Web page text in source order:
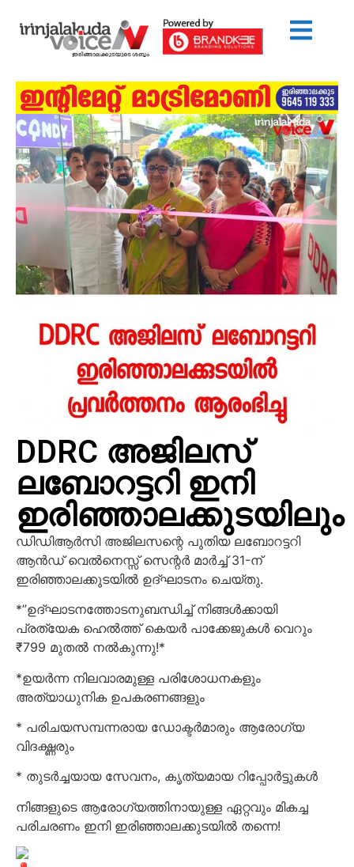
DDRC അജിലസ്
ലബോറട്ടറി ഇനി
ഇരിഞ്ഞാലക്കുടയിലും
ഡിഡിആർസി അജിലസന്റെ പുതിയ ലബോറട്ടറി
ആൻഡ് വെൽനെസ്സ് സെന്റർ മാർച്ച് 31-ന്
ഇരിഞ്ഞാലക്കുടയിൽ ഉദ്ഘാടനം ചെയ്തു.
*”ഉദ്ഘാടനത്തോടനുബന്ധിച്ച് നിങ്ങൾക്കായി
പ്രത്യേക ഹെൽത്ത് കെയർ പാക്കേജുകൾ വെറും
₹799 മുതൽ നൽകുന്നു!*
*ഉയർന്ന നിലവാരമുള്ള പരിശോധനകളും
അത്യാധുനിക ഉപകരണങ്ങളും
* പരിചയസമ്പന്നരായ ഡോക്ടർമാരും ആരോഗ്യ
വിദഗ്ദ്ധരും
* തുടർച്ചയായ സേവനം, കൃത്യമായ റിപ്പോർട്ടുകൾ
നിങ്ങളുടെ ആരോഗ്യത്തിനായുള്ള ഏറ്റവും മികച്ച
പരിചരണം ഇനി ഇരിഞ്ഞാലക്കുടയിൽ തന്നെ!